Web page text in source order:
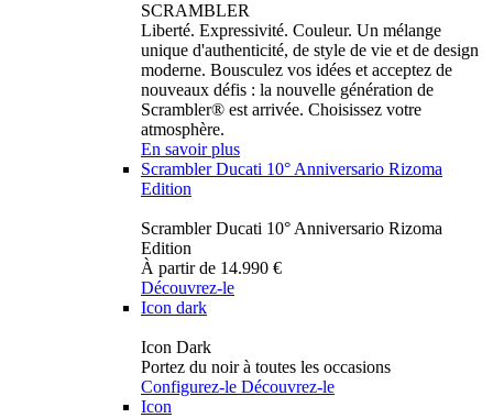
SCRAMBLER
Liberté. Expressivité. Couleur. Un mélange
unique d'authenticité, de style de vie et de design
moderne. Bousculez vos idées et acceptez de
nouveaux défis : la nouvelle génération de
Scrambler® est arrivée. Choisissez votre
atmosphère.
En savoir plus
Scrambler Ducati 10° Anniversario Rizoma
Edition
Scrambler Ducati 10° Anniversario Rizoma
Edition
À partir de 14.990 €
Découvrez-le
Icon dark
Icon Dark
Portez du noir à toutes les occasions
Configurez-le Découvrez-le
Icon